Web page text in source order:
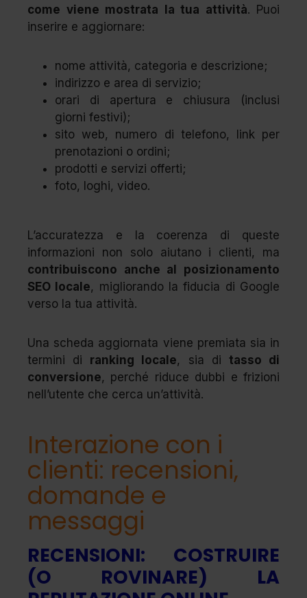
come viene mostrata la tua attività. Puoi
inserire e aggiornare:
nome attività, categoria e descrizione;
indirizzo e area di servizio;
orari di apertura e chiusura (inclusi
giorni festivi);
sito web, numero di telefono, link per
prenotazioni o ordini;
prodotti e servizi offerti;
foto, loghi, video.
L’accuratezza e la coerenza di queste
informazioni non solo aiutano i clienti, ma
contribuiscono anche al posizionamento
SEO locale, migliorando la fiducia di Google
verso la tua attività.
Una scheda aggiornata viene premiata sia in
termini di ranking locale, sia di tasso di
conversione, perché riduce dubbi e frizioni
nell’utente che cerca un’attività.
Interazione con i
clienti: recensioni,
domande e
messaggi
RECENSIONI: COSTRUIRE
(O ROVINARE) LA